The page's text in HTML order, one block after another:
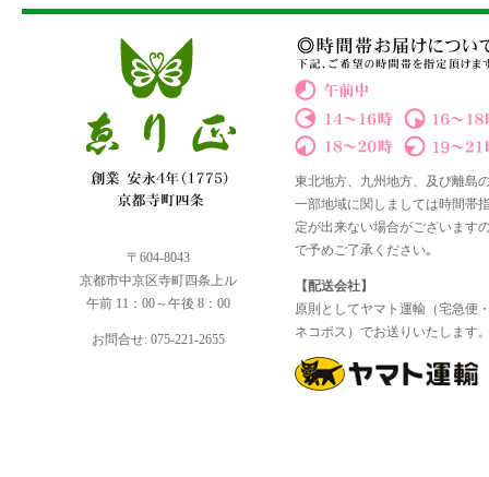
〒604-8043
京都市中京区寺町四条上ル
午前 11：00～午後 8：00
お問合せ: 075-221-2655
東北地方、九州地方、及び離島
一部地域に関しましては時間帯
定が出来ない場合がございます
で予めご了承ください｡
【配送会社】
原則としてヤマト運輸（宅急便
ネコポス）でお送りいたします